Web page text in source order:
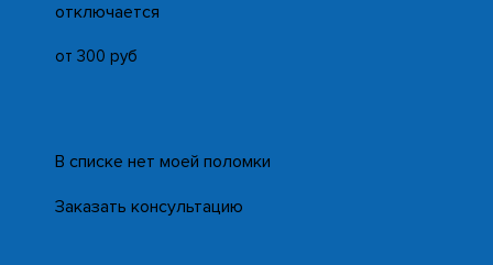
отключается
от 300 руб
В списке нет моей поломки
Заказать консультацию